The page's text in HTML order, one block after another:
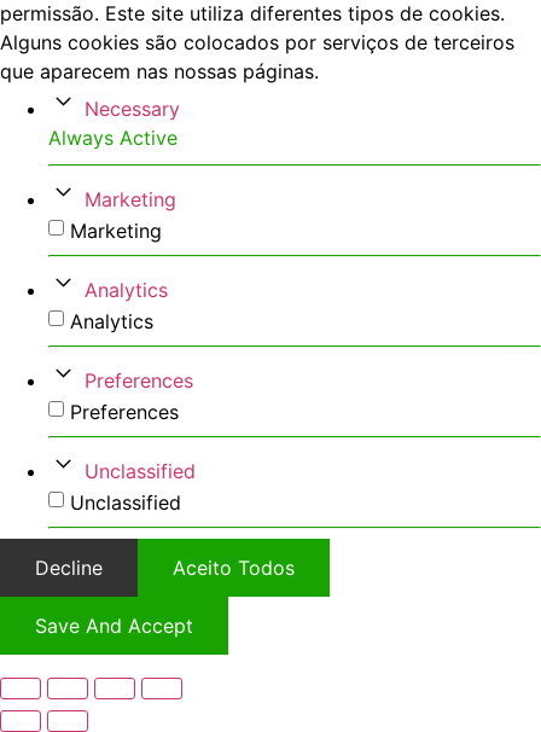
permissão. Este site utiliza diferentes tipos de cookies.
Alguns cookies são colocados por serviços de terceiros
que aparecem nas nossas páginas.
Necessary
Always Active
Marketing
Marketing
Analytics
Analytics
Preferences
Preferences
Unclassified
Unclassified
Decline Aceito Todos
Save And Accept